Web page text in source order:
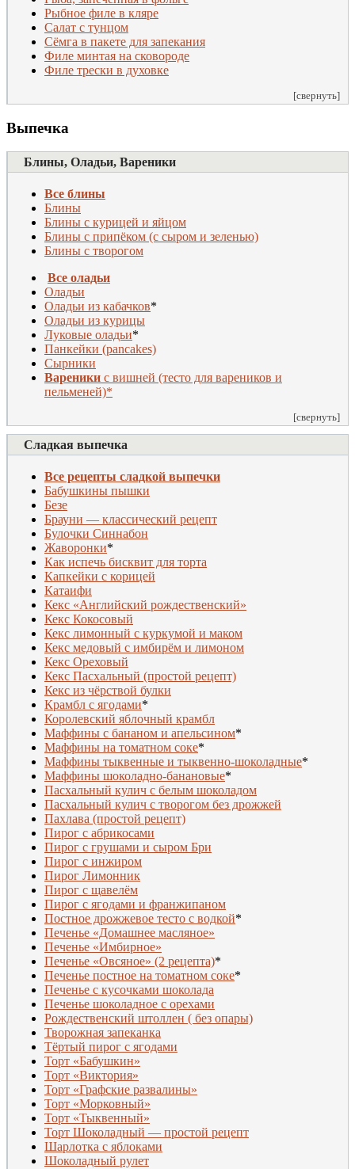
Рыбное филе в кляре
Салат с тунцом
Сёмга в пакете для запекания
Филе минтая на сковороде
Филе трески в духовке
[свернуть]
Выпечка
Блины, Оладьи, Вареники
Все блины
Блины
Блины с курицей и яйцом
Блины с припёком (с сыром и зеленью)
Блины с творогом
Все оладьи
Оладьи
Оладьи из кабачков*
Оладьи из курицы
Луковые оладьи*
Панкейки (pancakes)
Сырники
Вареники с вишней (тесто для вареников и
пельменей)*
[свернуть]
Сладкая выпечка
Все рецепты сладкой выпечки
Бабушкины пышки
Безе
Брауни — классический рецепт
Булочки Синнабон
Жаворонки*
Как испечь бисквит для торта
Капкейки с корицей
Катаифи
Кекс «Английский рождественский»
Кекс Кокосовый
Кекс лимонный с куркумой и маком
Кекс медовый с имбирём и лимоном
Кекс Ореховый
Кекс Пасхальный (простой рецепт)
Кекс из чёрствой булки
Крамбл с ягодами*
Королевский яблочный крамбл
Маффины с бананом и апельсином*
Маффины на томатном соке*
Маффины тыквенные и тыквенно-шоколадные*
Маффины шоколадно-банановые*
Пасхальный кулич с белым шоколадом
Пасхальный кулич с творогом без дрожжей
Пахлава (простой рецепт)
Пирог с абрикосами
Пирог с грушами и сыром Бри
Пирог с инжиром
Пирог Лимонник
Пирог с щавелём
Пирог с ягодами и франжипаном
Постное дрожжевое тесто с водкой*
Печенье «Домашнее масляное»
Печенье «Имбирное»
Печенье «Овсяное» (2 рецепта)*
Печенье постное на томатном соке*
Печенье с кусочками шоколада
Печенье шоколадное с орехами
Рождественский штоллен ( без опары)
Творожная запеканка
Тёртый пирог с ягодами
Торт «Бабушкин»
Торт «Виктория»
Торт «Графские развалины»
Торт «Морковный»
Торт «Тыквенный»
Торт Шоколадный — простой рецепт
Шарлотка с яблоками
Шоколадный рулет